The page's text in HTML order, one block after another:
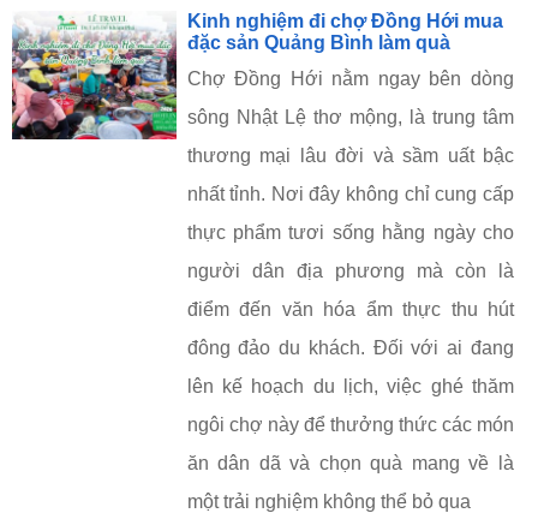
Kinh nghiệm đi chợ Đồng Hới mua
đặc sản Quảng Bình làm quà
Chợ Đồng Hới nằm ngay bên dòng
sông Nhật Lệ thơ mộng, là trung tâm
thương mại lâu đời và sầm uất bậc
nhất tỉnh. Nơi đây không chỉ cung cấp
thực phẩm tươi sống hằng ngày cho
người dân địa phương mà còn là
điểm đến văn hóa ẩm thực thu hút
đông đảo du khách. Đối với ai đang
lên kế hoạch du lịch, việc ghé thăm
ngôi chợ này để thưởng thức các món
ăn dân dã và chọn quà mang về là
một trải nghiệm không thể bỏ qua